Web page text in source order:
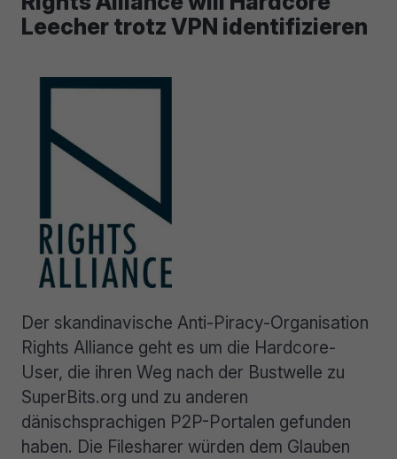
Leecher trotz VPN identifizieren
Der skandinavische Anti-Piracy-Organisation
Rights Alliance geht es um die Hardcore-
User, die ihren Weg nach der Bustwelle zu
SuperBits.org und zu anderen
dänischsprachigen P2P-Portalen gefunden
haben. Die Filesharer würden dem Glauben